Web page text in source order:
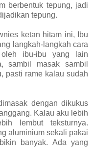
berbentuk tepung, jadi
tepung.
ketan hitam ini, Ibu
langkah-langkah cara
oleh ibu-ibu yang lain
sambil masak sambil
pasti rame kalau sudah
dengan dikukus
Kalau aku lebih
lembut teksturnya.
aluminium sekali pakai
banyak. Ada yang